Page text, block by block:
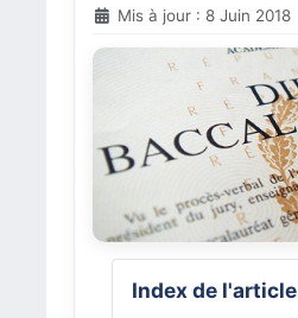
Mis à jour : 8 Juin 2018
Index de l'article